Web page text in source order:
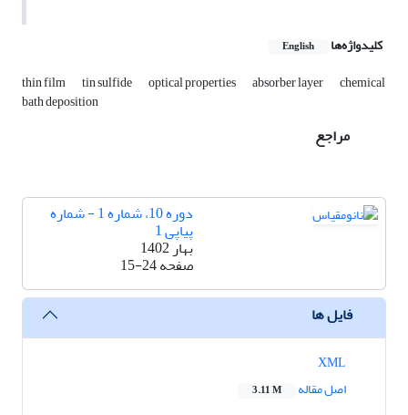
کلیدواژه‌ها English
thin film tin sulfide optical properties absorber layer chemical
bath deposition
مراجع
دوره 10، شماره 1 - شماره
پیاپی 1
بهار 1402
صفحه15-24
فایل ها
اصل مقاله
3.11 M